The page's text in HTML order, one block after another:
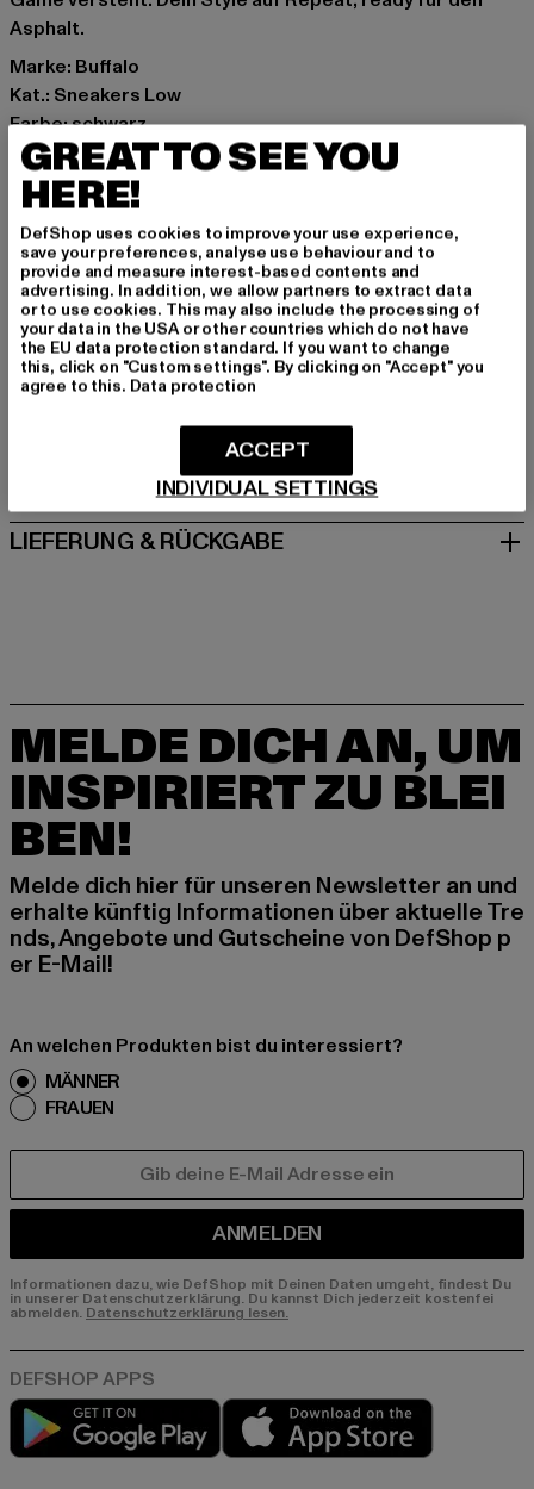
Asphalt.
Marke: Buffalo
Kat.: Sneakers Low
Farbe: schwarz
Hersteller Farbe: black
Obermaterial: sonstiges Material
Innenfutter: Textil
Art.Nr: PD00015607-00007
Hersteller: Buffalo Boots GmbH |service-de@buffalo-
boots.com
Schanzenstraße 41 | 51063 Köln | DE
GRÖSSE & PASSFORM
PFLEGEHINWEISE
LIEFERUNG & RÜCKGABE
MELDE DICH AN, UM
INSPIRIERT ZU BLEI
BEN!
Melde dich hier für unseren Newsletter an und
erhalte künftig Informationen über aktuelle Tre
nds, Angebote und Gutscheine von DefShop p
er E-Mail!
An welchen Produkten bist du interessiert?
MÄNNER
FRAUEN
ANMELDEN
Informationen dazu, wie DefShop mit Deinen Daten umgeht, findest Du
in unserer Datenschutzerklärung. Du kannst Dich jederzeit kostenfei
abmelden. Datenschutzerklärung lesen.
Play market
GREAT TO SEE YOU
HERE!
DefShop uses cookies to improve your use experience,
save your preferences, analyse use behaviour and to
provide and measure interest-based contents and
advertising. In addition, we allow partners to extract data
or to use cookies. This may also include the processing of
your data in the USA or other countries which do not have
the EU data protection standard. If you want to change
this, click on "Custom settings". By clicking on "Accept" you
agree to this. Data protection
INDIVIDUAL SETTINGS
ACCEPT